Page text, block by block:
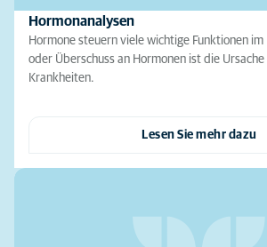
Hormonanalysen
Hormone steuern viele wichtige Funktionen im
oder Überschuss an Hormonen ist die
Krankheiten.
Lesen Sie mehr dazu